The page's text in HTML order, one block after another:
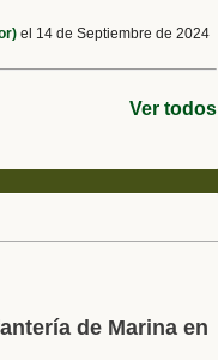
el 14 de Septiembre de 2024
Ver todos
de Marina en